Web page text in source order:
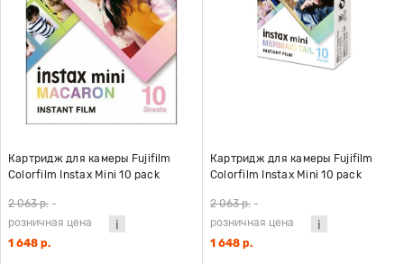
Картридж для камеры Fujifilm
Colorfilm Instax Mini 10 pack
2 063 р. -
розничная цена
1 648 р.
Картридж для камеры Fujifilm
Colorfilm Instax Mini 10 pack
2 063 р. -
розничная цена
1 648 р.